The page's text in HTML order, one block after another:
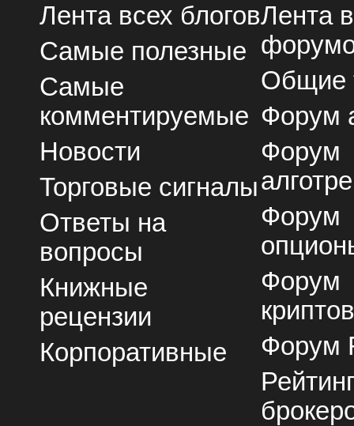
Лента всех блогов
Самые полезные
Самые
комментируемые
Новости
Торговые сигналы
Ответы на
вопросы
Книжные
рецензии
Корпоративные
Лента
Общие
Форум
Форум
Форум
Форум
Форум